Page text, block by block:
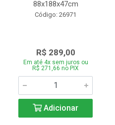
88x188x47cm
Código: 26971
R$ 289,00
Em até 4x sem juros ou
R$ 271,66 no PIX
Adicionar